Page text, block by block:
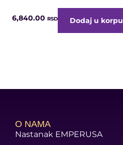
6,840.00 RSD Dodaj u korpu
O NAMA
Nastanak EMPERUSA